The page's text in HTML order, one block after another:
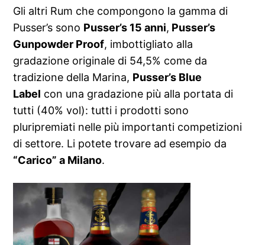
Gli altri Rum che compongono la gamma di
Pusser’s sono Pusser’s 15 anni, Pusser’s
Gunpowder Proof, imbottigliato alla
gradazione originale di 54,5% come da
tradizione della Marina, Pusser’s Blue
Label con una gradazione più alla portata di
tutti (40% vol): tutti i prodotti sono
pluripremiati nelle più importanti competizioni
di settore. Li potete trovare ad esempio da
“Carico” a Milano.